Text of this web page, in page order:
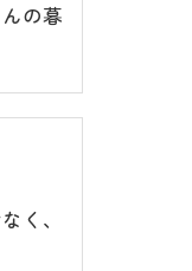
の暮
く、